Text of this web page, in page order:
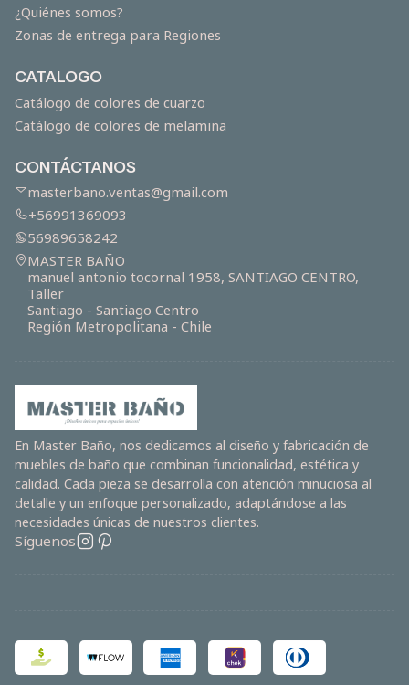
¿Quiénes somos?
Zonas de entrega para Regiones
CATALOGO
Catálogo de colores de cuarzo
Catálogo de colores de melamina
CONTÁCTANOS
masterbano.ventas@gmail.com
+56991369093
56989658242
MASTER BAÑO
manuel antonio tocornal 1958, SANTIAGO CENTRO,
Taller
Santiago - Santiago Centro
Región Metropolitana - Chile
En Master Baño, nos dedicamos al diseño y fabricación de
muebles de baño que combinan funcionalidad, estética y
calidad. Cada pieza se desarrolla con atención minuciosa al
detalle y un enfoque personalizado, adaptándose a las
necesidades únicas de nuestros clientes.
Síguenos